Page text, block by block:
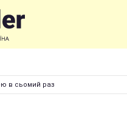
в сьомий раз